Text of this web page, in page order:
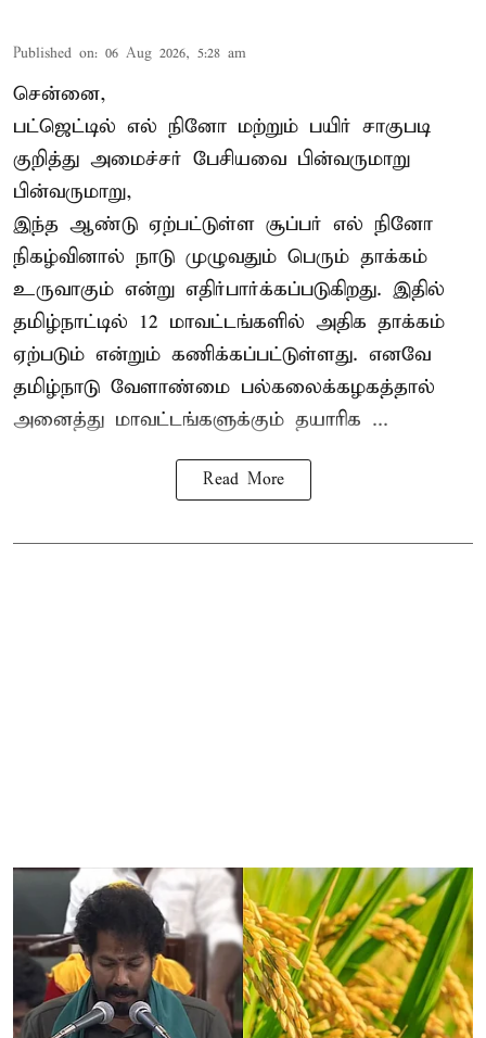
Published on: 06 Aug 2026, 5:28 am
சென்னை,
பட்ஜெட்டில் எல் நினோ மற்றும் பயிர் சாகுபடி
குறித்து அமைச்சர் பேசியவை பின்வருமாறு
பின்வருமாறு,
இந்த ஆண்டு ஏற்பட்டுள்ள சூப்பர் எல் நினோ
நிகழ்வினால் நாடு முழுவதும் பெரும் தாக்கம்
உருவாகும் என்று எதிர்பார்க்கப்படுகிறது. இதில்
தமிழ்நாட்டில் 12 மாவட்டங்களில் அதிக தாக்கம்
ஏற்படும் என்றும் கணிக்கப்பட்டுள்ளது. எனவே
தமிழ்நாடு வேளாண்மை பல்கலைக்கழகத்தால்
அனைத்து மாவட்டங்களுக்கும் தயாரிக ...
Read More